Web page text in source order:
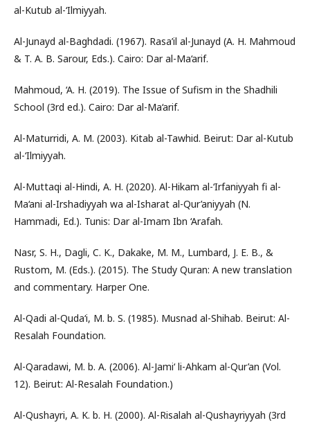
al-Kutub al-‘Ilmiyyah.
Al-Junayd al-Baghdadi. (1967). Rasa’il al-Junayd (A. H. Mahmoud
& T. A. B. Sarour, Eds.). Cairo: Dar al-Ma‘arif.
Mahmoud, ‘A. H. (2019). The Issue of Sufism in the Shadhili
School (3rd ed.). Cairo: Dar al-Ma‘arif.
Al-Maturridi, A. M. (2003). Kitab al-Tawhid. Beirut: Dar al-Kutub
al-‘Ilmiyyah.
Al-Muttaqi al-Hindi, A. H. (2020). Al-Hikam al-‘Irfaniyyah fi al-
Ma‘ani al-Irshadiyyah wa al-Isharat al-Qur’aniyyah (N.
Hammadi, Ed.). Tunis: Dar al-Imam Ibn ‘Arafah.
Nasr, S. H., Dagli, C. K., Dakake, M. M., Lumbard, J. E. B., &
Rustom, M. (Eds.). (2015). The Study Quran: A new translation
and commentary. Harper One.
Al-Qadi al-Quda‘i, M. b. S. (1985). Musnad al-Shihab. Beirut: Al-
Resalah Foundation.
Al-Qaradawi, M. b. A. (2006). Al-Jami‘ li-Ahkam al-Qur’an (Vol.
12). Beirut: Al-Resalah Foundation.)
Al-Qushayri, A. K. b. H. (2000). Al-Risalah al-Qushayriyyah (3rd